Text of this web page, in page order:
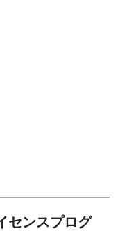
センスプログ